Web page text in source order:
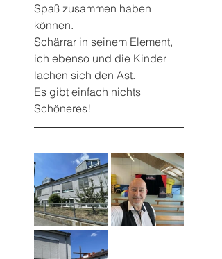
Spaß zusammen haben
können.
Schärrar in seinem Element,
ich ebenso und die Kinder
lachen sich den Ast.
Es gibt einfach nichts
Schöneres!